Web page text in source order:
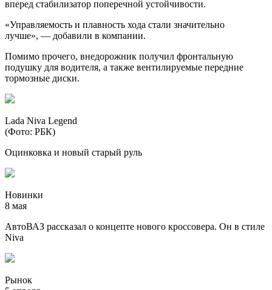
вперед стабилизатор поперечной устойчивости.
«Управляемость и плавность хода стали значительно
лучше», — добавили в компании.
Помимо прочего, внедорожник получил фронтальную
подушку для водителя, а также вентилируемые передние
тормозные диски.
Lada Niva Legend
(Фото: РБК)
Оцинковка и новый старый руль
Новинки
8 мая
АвтоВАЗ рассказал о концепте нового кроссовера. Он в стиле
Niva
Рынок